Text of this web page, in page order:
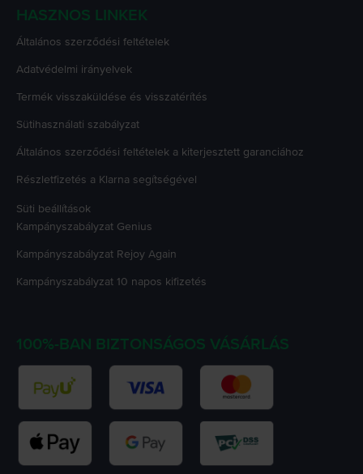
HASZNOS LINKEK
Általános szerződési feltételek
Adatvédelmi irányelvek
Termék visszaküldése és visszatérítés
Sütihasználati szabályzat
Általános szerződési feltételek a kiterjesztett garanciához
Részletfizetés a Klarna segítségével
Süti beállítások
Kampányszabályzat Genius
Kampányszabályzat Rejoy Again
Kampányszabályzat 10 napos kifizetés
100%-BAN BIZTONSÁGOS VÁSÁRLÁS